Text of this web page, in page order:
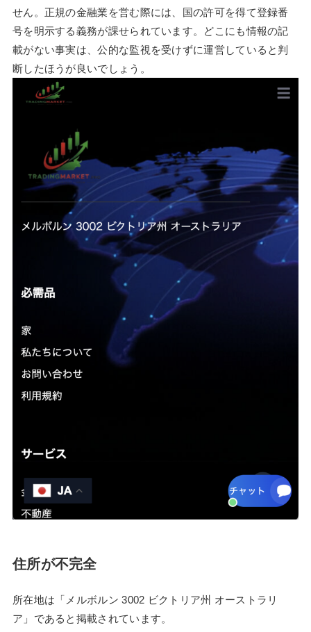
せん。正規の金融業を営む際には、国の許可を得て登録番
号を明示する義務が課せられています。どこにも情報の記
載がない事実は、公的な監視を受けずに運営していると判
断したほうが良いでしょう。
住所が不完全
所在地は「メルボルン 3002 ビクトリア州 オーストラリ
ア」であると掲載されています。